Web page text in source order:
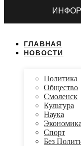
ГЛАВНАЯ
НОВОСТИ
Политика
Общество
Смоленск
Культура
Наука
Экономика
Спорт
Без